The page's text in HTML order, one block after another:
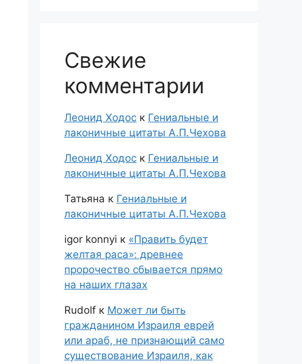
Свежие
комментарии
Леонид Ходос к Гениальные и
лаконичные цитаты А.П.Чехова
Леонид Ходос к Гениальные и
лаконичные цитаты А.П.Чехова
Татьяна к Гениальные и
лаконичные цитаты А.П.Чехова
igor konnyi к «Править будет
желтая раса»: древнее
пророчество сбывается прямо
на наших глазах
Rudolf к Может ли быть
гражданином Израиля еврей
или араб, не признающий само
существование Израиля, как